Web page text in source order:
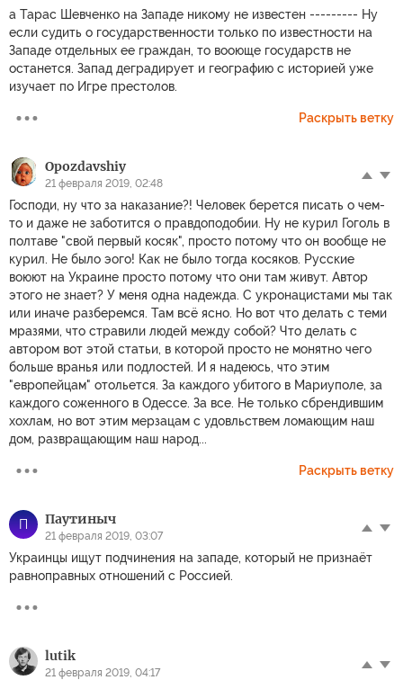
а Тарас Шевченко на Западе никому не известен --------- Ну
если судить о государственности только по известности на
Западе отдельных ее граждан, то вооюще государств не
останется. Запад деградирует и географию с историей уже
изучает по Игре престолов.
Раскрыть ветку
Opozdavshiy
21 февраля 2019, 02:48
Господи, ну что за наказание?! Человек берется писать о чем-
то и даже не заботится о правдоподобии. Ну не курил Гоголь в
полтаве "свой первый косяк", просто потому что он вообще не
курил. Не было эого! Как не было тогда косяков. Русские
воюют на Украине просто потому что они там живут. Автор
этого не знает? У меня одна надежда. С укронацистами мы так
или иначе разберемся. Там всё ясно. Но вот что делать с теми
мразями, что стравили людей между собой? Что делать с
автором вот этой статьи, в которой просто не монятно чего
больше вранья или подлостей. И я надеюсь, что этим
"европейцам" отольется. За каждого убитого в Мариуполе, за
каждого соженного в Одессе. За все. Не только сбрендившим
хохлам, но вот этим мерзацам с удовльствем ломающим наш
дом, развращающим наш народ...
Раскрыть ветку
П Паутиныч
21 февраля 2019, 03:07
Украинцы ищут подчинения на западе, который не признаёт
равноправных отношений с Россией.
lutik
21 февраля 2019, 04:17